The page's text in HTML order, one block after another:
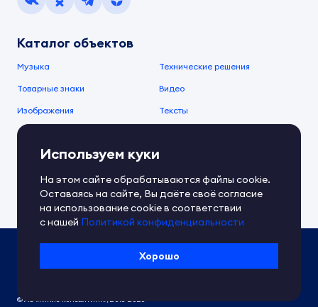
Каталог объектов
Музыка Технические решения
Товарные знаки Видео
Изображения Тексты
О компании
О сервисе
Документы IPEX Справочный центр
Контакты Обратная связь
© АО «Гимле консалтинг», 2018-2026
Политика IPEX по обработке ПД
Условия использования платформы
Используем куки
На этом сайте обрабатываются файлы cookie.
Оставаясь на сайте, Вы даёте своё согласие
на использование cookie в соответствии
с нашей Политикой конфиденциальности
Хорошо